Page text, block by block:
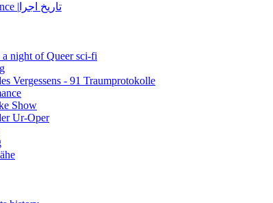
Date of Performance |تاریخ اجرا
night of Queer sci-fi
Vergessens - 91 Traumprotokolle
Show
Ur-Oper